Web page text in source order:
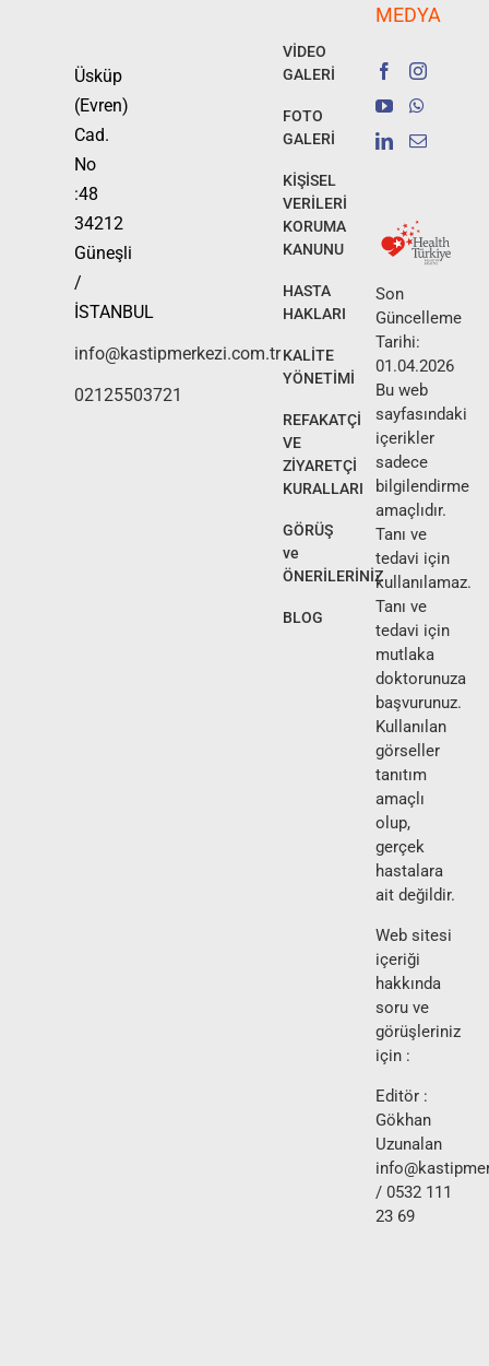
Üsküp
(Evren)
Cad.
No
:48
34212
Güneşli
/
İSTANBUL
info@kastipmerkezi.com.tr
02125503721
VİDEO
GALERİ
FOTO
GALERİ
KİŞİSEL
VERİLERİ
KORUMA
KANUNU
HASTA
HAKLARI
KALİTE
YÖNETİMİ
REFAKATÇİ
VE
ZİYARETÇİ
KURALLARI
GÖRÜŞ
ve
ÖNERİLERİNİZ
BLOG
MEDYA
Son
Güncelleme
Tarihi:
01.04.2026
Bu web
sayfasındaki
içerikler
sadece
bilgilendirme
amaçlıdır.
Tanı ve
tedavi için
kullanılamaz.
Tanı ve
tedavi için
mutlaka
doktorunuza
başvurunuz.
Kullanılan
görseller
tanıtım
amaçlı
olup,
gerçek
hastalara
ait değildir.
Web sitesi
içeriği
hakkında
soru ve
görüşleriniz
için :
Editör :
Gökhan
Uzunalan
/ 0532 111
23 69